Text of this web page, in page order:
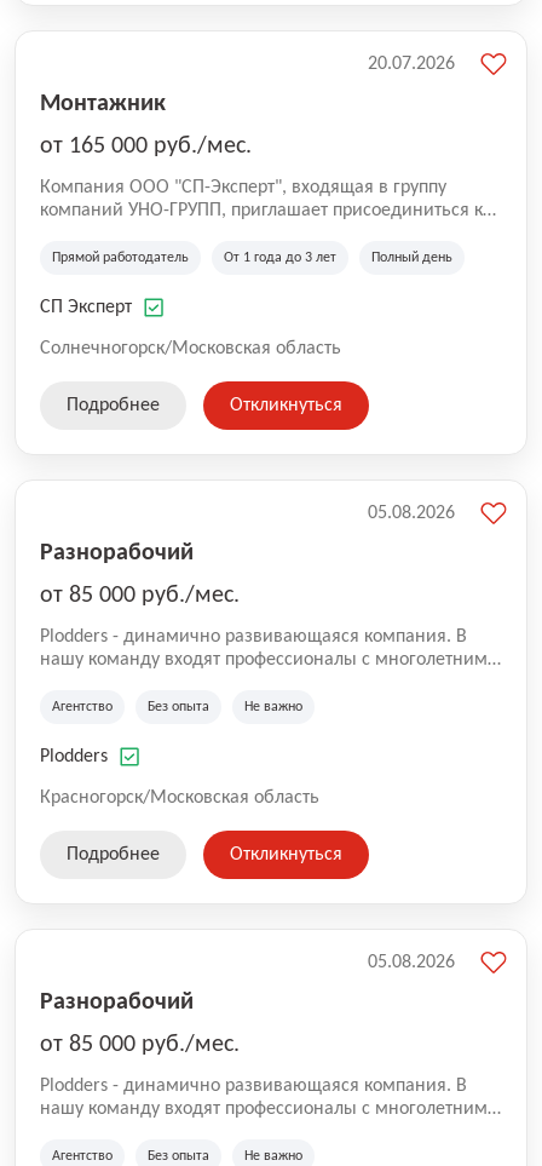
Монтажник
от 165 000 руб./мес.
Компания ООО "СП-Эксперт", входящая в группу
компаний УНО-ГРУПП, приглашает присоединиться к
работаем на рынке с 2005 года и оказываем комплекс
зданий из гибридных модульных блоков свободной
гибридно-модульного строительства.
Прямой работодатель От 1 года до 3 лет Полный день
СП Эксперт
Солнечногорск/Московская область
20.07.2026
Подробнее Откликнуться
Разнорабочий
от 85 000 руб./мес.
Plodders - динамично развивающаяся компания. В
нашу команду входят профессионалы с многолетним
на рынке аутсорсинга, а накопленный опыт позволяют
оказываемых услуг.
Агентство Без опыта Не важно
Plodders
Красногорск/Московская область
05.08.2026
Подробнее Откликнуться
Разнорабочий
от 85 000 руб./мес.
Plodders - динамично развивающаяся компания. В
нашу команду входят профессионалы с многолетним
на рынке аутсорсинга, а накопленный опыт позволяют
Агентство Без опыта Не важно
05.08.2026